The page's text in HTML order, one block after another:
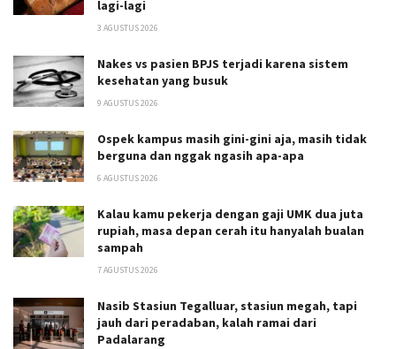
lagi-lagi
3 AGUSTUS 2026
Nakes vs pasien BPJS terjadi karena sistem
kesehatan yang busuk
9 AGUSTUS 2026
Ospek kampus masih gini-gini aja, masih tidak
berguna dan nggak ngasih apa-apa
6 AGUSTUS 2026
Kalau kamu pekerja dengan gaji UMK dua juta
rupiah, masa depan cerah itu hanyalah bualan
sampah
7 AGUSTUS 2026
Nasib Stasiun Tegalluar, stasiun megah, tapi
jauh dari peradaban, kalah ramai dari
Padalarang